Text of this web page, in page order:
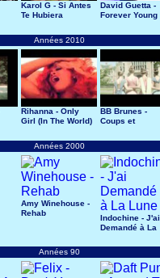
Karol G - Si Antes
Te Hubiera
David Guetta -
Forever Young
Années 2010
Rihanna - Only
Girl (In The World)
BB Brunes -
Coups et
Années 2000
Amy Winehouse -
Rehab
Indochine - J'ai
Demandé à La
Années 90